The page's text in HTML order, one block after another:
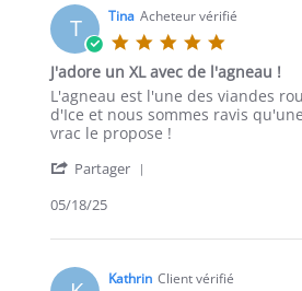
T Tina Acheteur vérifié
J'adore un XL avec de l'agneau !
Commentaire
de
Tina
18
2025
avis
indiquant
Love
XL
lamb
L'agneau est l'une des viandes
d'Ice et nous sommes ravis
vrac le propose !
Partager
Tina
18
05/18/25
Kathrin Client vérifié